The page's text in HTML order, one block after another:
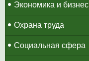
Экономика и бизнес
Охрана труда
Социальная сфера